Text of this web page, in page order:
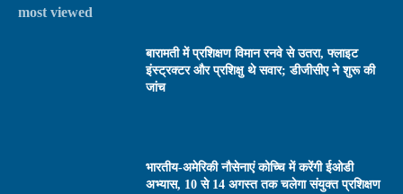
most viewed
बारामती में प्रशिक्षण विमान रनवे से उतरा, फ्लाइट
इंस्ट्रक्टर और प्रशिक्षु थे सवार; डीजीसीए ने शुरू की
जांच
भारतीय-अमेरिकी नौसेनाएं कोच्चि में करेंगी ईओडी
अभ्यास, 10 से 14 अगस्त तक चलेगा संयुक्त प्रशिक्षण